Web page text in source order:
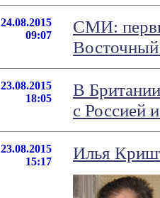
24.08.2015
09:07
СМИ:
Восточный
23.08.2015
18:05
В
с Россией
23.08.2015
15:17
Илья